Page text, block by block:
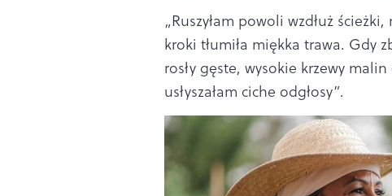
„Ruszyłam powoli wzdłuż
kroki tłumiła miękka trawa. Gdy
rosły gęste, wysokie krzewy
usłyszałam ciche odgłosy”.